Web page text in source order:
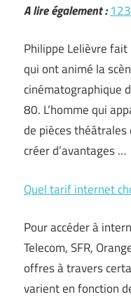
A lire également :
Philippe Lelièvre
qui ont animé la
cinématographique
80. L’homme qui
de pièces théâtrales
créer d’avantages …
Quel tarif internet
Pour accéder à
Telecom, SFR,
offres à travers
varient en fonction